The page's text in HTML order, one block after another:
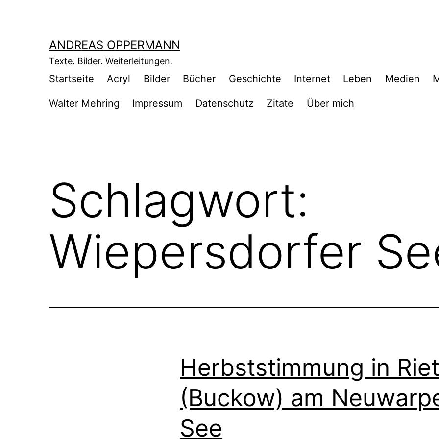
ANDREAS OPPERMANN
Texte. Bilder. Weiterleitungen.
Startseite Acryl Bilder Bücher Geschichte Internet Leben Medien
Walter Mehring Impressum Datenschutz Zitate Über mich
Schlagwort:
Wiepersdorfer
Herbststimmung in
(Buckow) am
See